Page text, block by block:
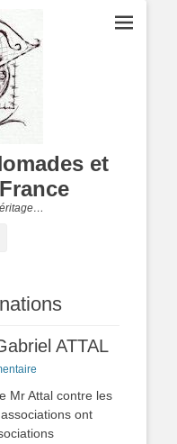
et
ATTAL
Mr Attal contre les
ont